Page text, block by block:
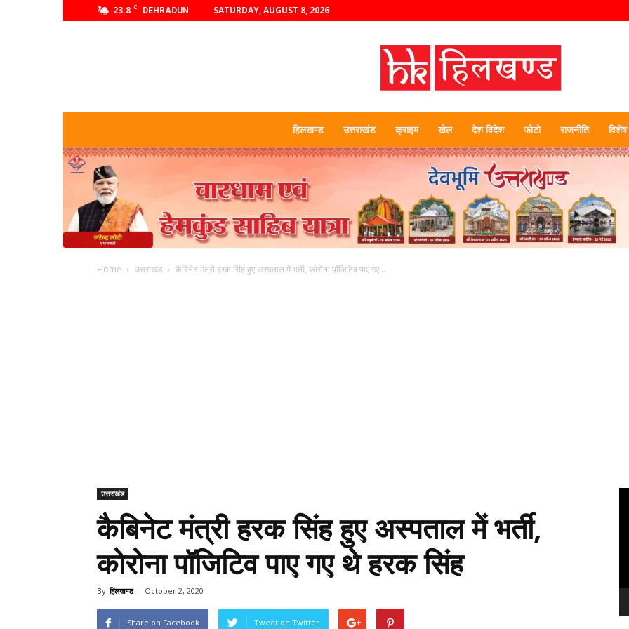
23.8 C DEHRADUN SATURDAY, AUGUST 8, 2026
हिलखण्ड
हिलखण्ड उत्तराखंड क्राइम खेल देश विदेश फोटो राजनीति विशेष
Home उत्तराखंड कैबिनेट मंत्री हरक सिंह हुए अस्पताल में भर्ती, कोरोना पॉजिटिव पाए गए...
उत्तराखंड
कैबिनेट मंत्री हरक सिंह हुए अस्पताल में भर्ती,
कोरोना पॉजिटिव पाए गए थे हरक सिंह
By हिलखण्ड - October 2, 2020
Share on Facebook Tweet on Twitter